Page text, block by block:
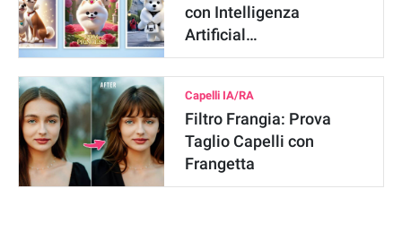
con Intelligenza
Artificial…
Capelli IA/RA
Filtro Frangia: Prova
Taglio Capelli con
Frangetta